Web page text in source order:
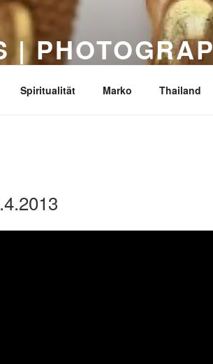
|
Spiritualität Marko Thailand